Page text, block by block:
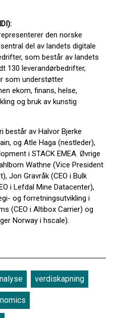
den norske
del av landets digitale
som består av landets
130 leverandørbedrifter,
som understøtter
ekom, finans, helse,
og bruk av kunstig
består av Halvor Bjerke
og Atle Haga (nestleder),
i STACK EMEA. Øvrige
Wathne (Vice President
Jon Gravråk (CEO i Bulk
i Lefdal Mine Datacenter),
og forretningsutvikling i
(CEO i Altibox Carrier) og
Norway i hscale).
verdiskapning